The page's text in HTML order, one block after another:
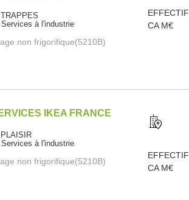
à l'industrie
non frigorifique(5210B)
EFFECTIF
CA M€
IKEA FRANCE
à l'industrie
non frigorifique(5210B)
EFFECTIF
CA M€